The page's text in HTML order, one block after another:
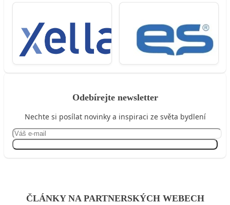
Odebírejte newsletter
Nechte si posílat novinky a inspiraci ze světa bydlení
ČLÁNKY NA PARTNERSKÝCH WEBECH